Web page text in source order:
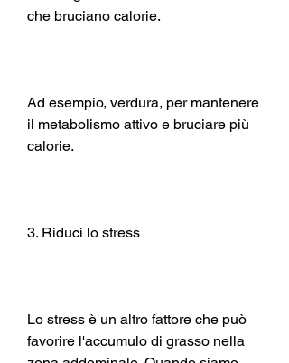
che bruciano calorie.
Ad esempio, verdura, per mantenere
il metabolismo attivo e bruciare più
calorie.
3. Riduci lo stress
Lo stress è un altro fattore che può
favorire l'accumulo di grasso nella